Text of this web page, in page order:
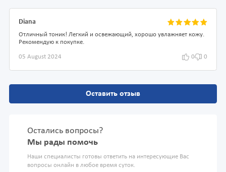
Diana
Отличный тоник! Легкий и освежающий, хорошо увлажняет кожу.
Рекомендую к покупке.
05 August 2024 0 0
Оставить отзыв
Остались вопросы?
Мы рады помочь
Наши специалисты готовы ответить на интересующие Вас
вопросы онлайн в любое время суток.